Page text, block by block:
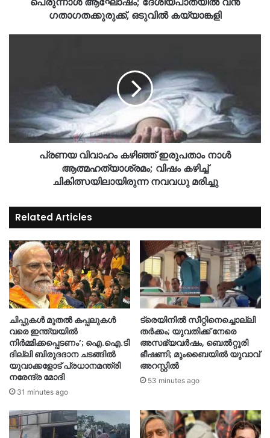
ഗതാഗതക്കുരുക്ക്, ഒടുവിൽ കയ്യാങ്കളി
പ്രണയ വിവാഹം കഴിഞ്ഞ് ഇരുപതാം നാൾ
ആത്മഹത്യാശ്രമം; വിഷം കഴിച്ച്
ചികിത്സയിലായിരുന്ന നവവധു മരിച്ചു
Related Articles
ചിപ്പുകൾ മുതൽ കപ്പലുകൾ
വരെ ഇന്ത്യയിൽ
നിർമ്മിക്കപ്പെടണം’; ഐ.ഐ.ടി
ദില്ലി ബിരുദദാന ചടങ്ങിൽ
യുവാക്കളോട് പ്രധാനമന്ത്രി
നരേന്ദ്ര മോദി
31 minutes ago
ട്രെയിനിൽ സീറ്റിനെച്ചൊല്ലി
തർക്കം; യുവതിക്ക് നേരെ
അസഭ്യവർഷം, ബെൽറ്റൂരി
ഭീഷണി; മുംബൈയിൽ യുവാവ്
അറസ്റ്റിൽ
53 minutes ago